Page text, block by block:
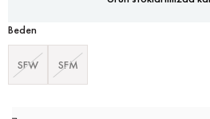
Beden
SFW
SFM